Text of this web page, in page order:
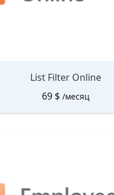
List Filter Online
69 $ /месяц